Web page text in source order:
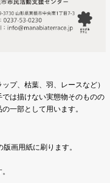
プ、枯葉、羽、レースなど）
は描けない実態物そのものの
一部として用います。
画用紙に刷ります。